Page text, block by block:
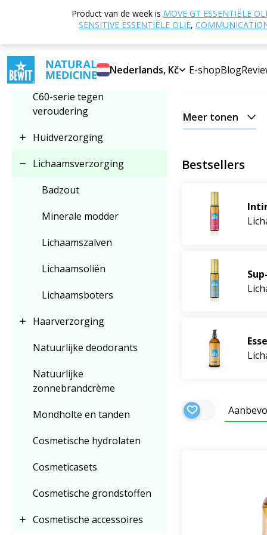
Product van de week is MOVE GT ESSENTIËLE
SENSITIVE ESSENTIËLE OLIE,
Nederlands, Kč E-shopBlog
Categorie kiezen
Lichaamsverzorging
C60-serie tegen
veroudering
Huidverzorging
Lichaamsverzorging
Badzout
Minerale modder
Lichaamszalven
Lichaamsoliën
Lichaamsboters
Haarverzorging
Natuurlijke deodorants
Natuurlijke
zonnebrandcrème
Mondholte en tanden
Cosmetische hydrolaten
Cosmeticasets
Cosmetische grondstoffen
Cosmetische accessoires
E-shop
natuurlijke olie of
De producten in
filosofie van BEWIT
Waarom
100%
Voedend en
Geuren van
BEWIT LIFE
Hoe de
BEWIT
baden of
Voor diepere
Producten
–
Meer tonen
Bestsellers